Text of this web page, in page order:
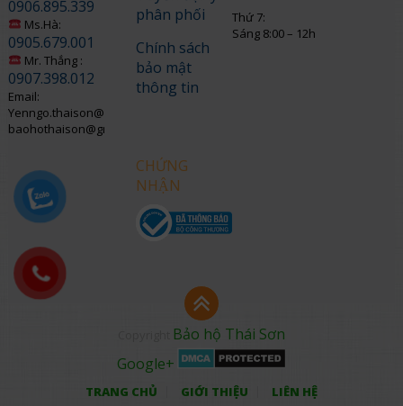
0906.895.339
Ms.Hà:
0905.679.001
Mr. Thắng :
0907.398.012
Email:
Yenngo.thaison@gmail.com
baohothaison@gmail.com
phân phối
Chính sách
bảo mật
thông tin
CHỨNG
NHẬN
Thứ 7:
Sáng 8:00 – 12h
Bảo hộ Thái Sơn
Google+
TRANG CHỦ GIỚI THIỆU LIÊN HỆ